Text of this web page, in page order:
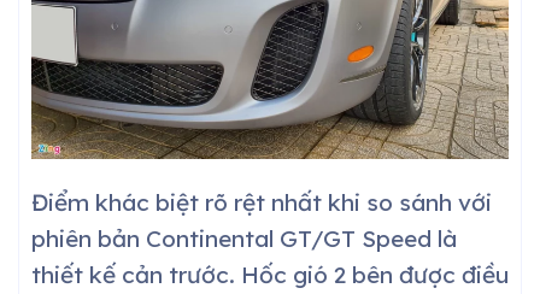
Điểm khác biệt rõ rệt nhất khi so sánh với
phiên bản Continental GT/GT Speed là
thiết kế cản trước. Hốc gió 2 bên được điều